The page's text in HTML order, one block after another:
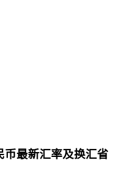
币最新汇率及换汇省